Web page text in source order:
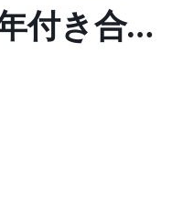
付き合い
公認カッ